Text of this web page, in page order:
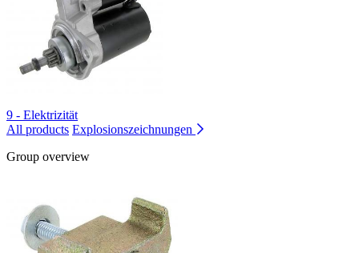
9 - Elektrizität
All products Explosionszeichnungen
Group overview